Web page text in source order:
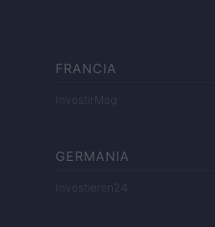
FRANCIA
InvestirMag
GERMANIA
Investieren24